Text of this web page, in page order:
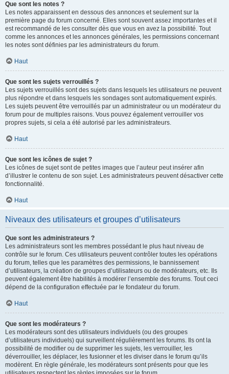
Que sont les notes ?
Les notes apparaissent en dessous des annonces et seulement sur la
première page du forum concerné. Elles sont souvent assez importantes et il
est recommandé de les consulter dès que vous en avez la possibilité. Tout
comme les annonces et les annonces générales, les permissions concernant
les notes sont définies par les administrateurs du forum.
Haut
Que sont les sujets verrouillés ?
Les sujets verrouillés sont des sujets dans lesquels les utilisateurs ne peuvent
plus répondre et dans lesquels les sondages sont automatiquement expirés.
Les sujets peuvent être verrouillés par un administrateur ou un modérateur du
forum pour de multiples raisons. Vous pouvez également verrouiller vos
propres sujets, si cela a été autorisé par les administrateurs.
Haut
Que sont les icônes de sujet ?
Les icônes de sujet sont de petites images que l’auteur peut insérer afin
d’illustrer le contenu de son sujet. Les administrateurs peuvent désactiver cette
fonctionnalité.
Haut
Niveaux des utilisateurs et groupes d’utilisateurs
Que sont les administrateurs ?
Les administrateurs sont les membres possédant le plus haut niveau de
contrôle sur le forum. Ces utilisateurs peuvent contrôler toutes les opérations
du forum, telles que les paramètres des permissions, le bannissement
d’utilisateurs, la création de groupes d’utilisateurs ou de modérateurs, etc. Ils
peuvent également être habilités à modérer l’ensemble des forums. Tout ceci
dépend de la configuration effectuée par le fondateur du forum.
Haut
Que sont les modérateurs ?
Les modérateurs sont des utilisateurs individuels (ou des groupes
d’utilisateurs individuels) qui surveillent régulièrement les forums. Ils ont la
possibilité de modifier ou de supprimer les sujets, les verrouiller, les
déverrouiller, les déplacer, les fusionner et les diviser dans le forum qu’ils
modèrent. En règle générale, les modérateurs sont présents pour que les